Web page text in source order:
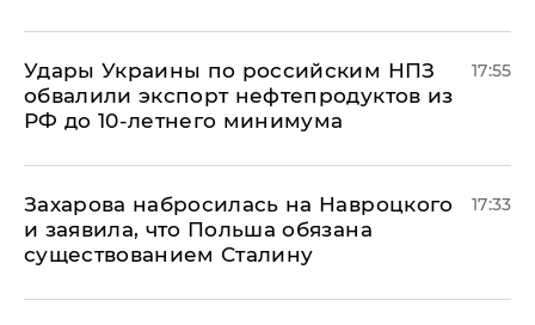
Удары Украины по российским НПЗ
обвалили экспорт нефтепродуктов из
РФ до 10-летнего минимума
17:55
​Захарова набросилась на Навроцкого
и заявила, что Польша обязана
существованием Сталину
17:33